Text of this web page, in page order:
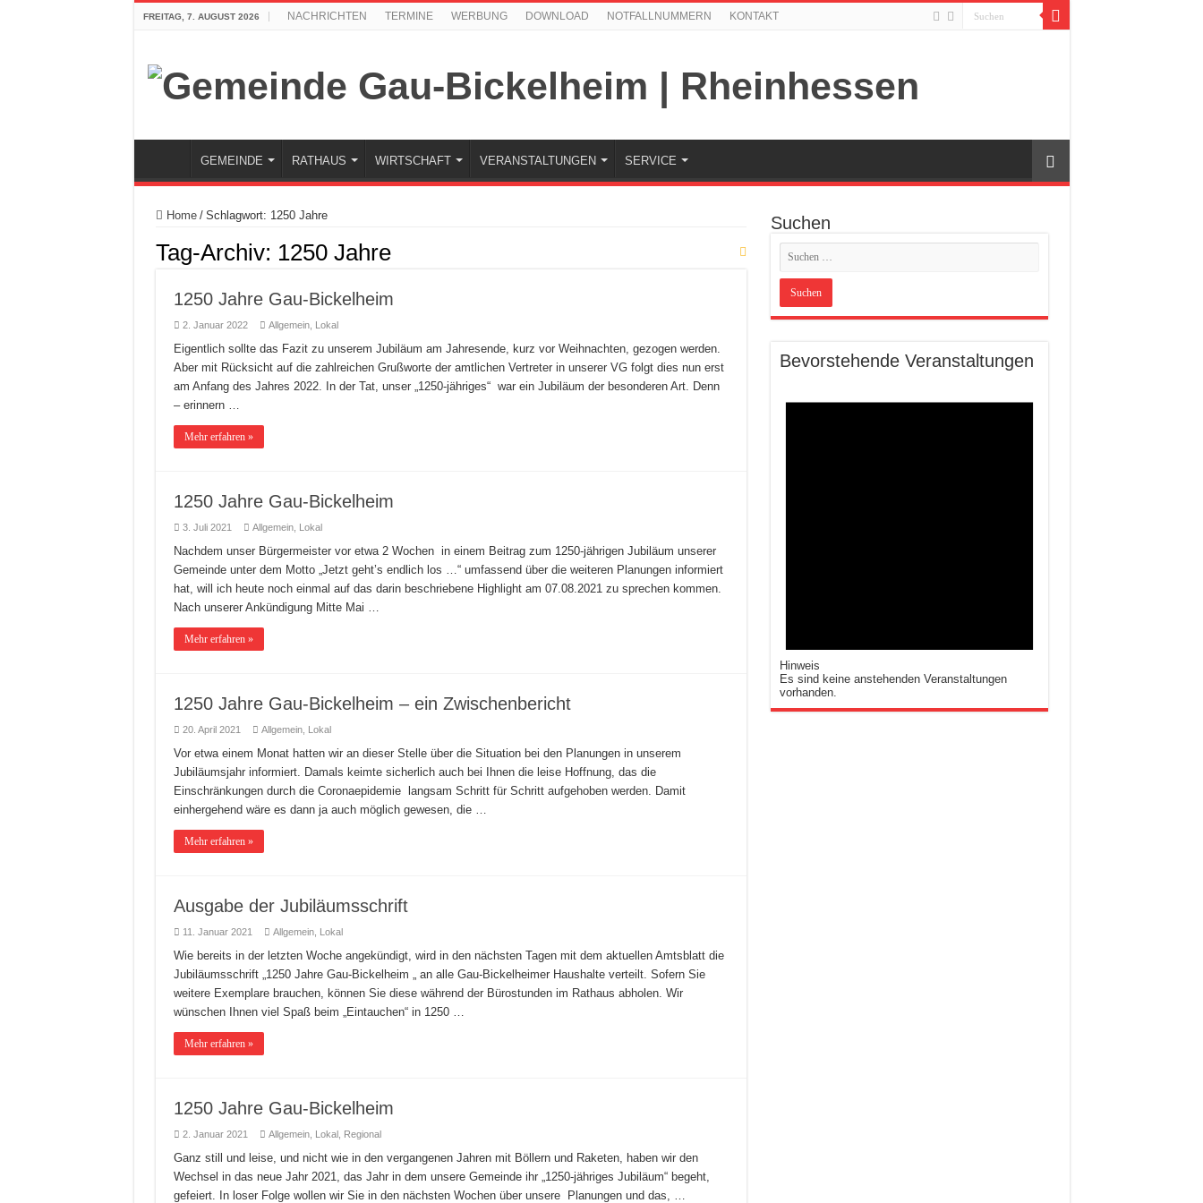
FREITAG, 7. AUGUST 2026 NACHRICHTEN TERMINE WERBUNG DOWNLOAD NOTFALLNUMMERN KONTAKT
GEMEINDE RATHAUS WIRTSCHAFT VERANSTALTUNGEN SERVICE
Home / Schlagwort: 1250 Jahre
Tag-Archiv: 1250 Jahre
1250 Jahre Gau-Bickelheim
2. Januar 2022 Allgemein, Lokal
Eigentlich sollte das Fazit zu unserem Jubiläum am Jahresende, kurz vor Weihnachten, gezogen werden.
Aber mit Rücksicht auf die zahlreichen Grußworte der amtlichen Vertreter in unserer VG folgt dies nun erst
am Anfang des Jahres 2022. In der Tat, unser „1250-jähriges“ war ein Jubiläum der besonderen Art. Denn
– erinnern …
Mehr erfahren »
1250 Jahre Gau-Bickelheim
3. Juli 2021 Allgemein, Lokal
Nachdem unser Bürgermeister vor etwa 2 Wochen in einem Beitrag zum 1250-jährigen Jubiläum unserer
Gemeinde unter dem Motto „Jetzt geht’s endlich los …“ umfassend über die weiteren Planungen informiert
hat, will ich heute noch einmal auf das darin beschriebene Highlight am 07.08.2021 zu sprechen kommen.
Nach unserer Ankündigung Mitte Mai …
Mehr erfahren »
1250 Jahre Gau-Bickelheim – ein Zwischenbericht
20. April 2021 Allgemein, Lokal
Vor etwa einem Monat hatten wir an dieser Stelle über die Situation bei den Planungen in unserem
Jubiläumsjahr informiert. Damals keimte sicherlich auch bei Ihnen die leise Hoffnung, das die
Einschränkungen durch die Coronaepidemie langsam Schritt für Schritt aufgehoben werden. Damit
einhergehend wäre es dann ja auch möglich gewesen, die …
Mehr erfahren »
Ausgabe der Jubiläumsschrift
11. Januar 2021 Allgemein, Lokal
Wie bereits in der letzten Woche angekündigt, wird in den nächsten Tagen mit dem aktuellen Amtsblatt die
Jubiläumsschrift „1250 Jahre Gau-Bickelheim „ an alle Gau-Bickelheimer Haushalte verteilt. Sofern Sie
weitere Exemplare brauchen, können Sie diese während der Bürostunden im Rathaus abholen. Wir
wünschen Ihnen viel Spaß beim „Eintauchen“ in 1250 …
Mehr erfahren »
1250 Jahre Gau-Bickelheim
2. Januar 2021 Allgemein, Lokal Regional
Ganz still und leise, und nicht wie in den vergangenen Jahren mit Böllern und Raketen, haben wir den
Wechsel in das neue Jahr 2021, das Jahr in dem unsere Gemeinde ihr „1250-jähriges Jubiläum“ begeht,
gefeiert. In loser Folge wollen wir Sie in den nächsten Wochen über unsere Planungen und das, …
Suchen
Bevorstehende Veranstaltungen
Hinweis
Es sind keine anstehenden Veranstaltungen
vorhanden.